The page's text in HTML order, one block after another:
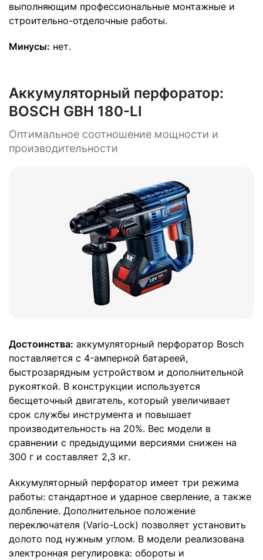
выполняющим профессиональные монтажные и
строительно-отделочные работы.
Минусы: нет.
Аккумуляторный перфоратор:
BOSCH GBH 180-LI
Оптимальное соотношение мощности и
производительности
Достоинства: аккумуляторный перфоратор Bosch
поставляется с 4-амперной батареей,
быстрозарядным устройством и дополнительной
рукояткой. В конструкции используется
бесщеточный двигатель, который увеличивает
срок службы инструмента и повышает
производительность на 20%. Вес модели в
сравнении с предыдущими версиями снижен на
300 г и составляет 2,3 кг.
Аккумуляторный перфоратор имеет три режима
работы: стандартное и ударное сверление, а также
долбление. Дополнительное положение
переключателя (Vario-Lock) позволяет установить
долото под нужным углом. В модели реализована
электронная регулировка: обороты и